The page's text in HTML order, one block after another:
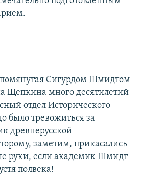
Сигурдом Шмидтом
Щепкина много десятилетий
отдел Исторического
было тревожиться за
древнерусской
заметим, прикасались
руки, если академик Шмидт
полвека!